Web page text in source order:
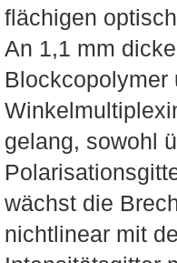
flächigen
An 1,1 mm
Blockcopolymer
gelang, sowohl
wächst die
nichtlinear mit